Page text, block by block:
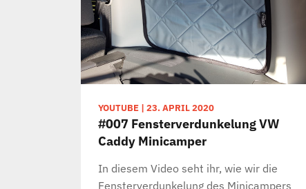
YOUTUBE | 23. APRIL 2020
#007 Fensterverdunkelung VW
Caddy Minicamper
In diesem Video seht ihr, wie wir die
Fensterverdunkelung des Minicampers